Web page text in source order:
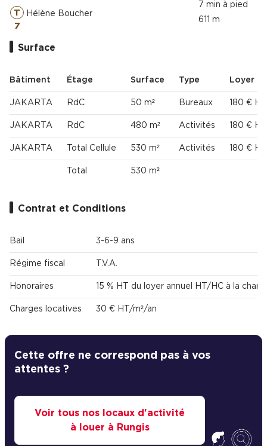
T
7
Hélène Boucher
7 min à pied
611 m
Surface
Bâtiment Étage Surface Type Loyer
JAKARTA RdC 50 m² Bureaux 180 €
JAKARTA RdC 480 m² Activités 180 €
JAKARTA Total Cellule 530 m² Activités 180 €
Total 530 m²
Contrat et Conditions
Bail 3-6-9 ans
Régime fiscal T.V.A.
Honoraires 15 % HT du loyer annuel HT/HC à la
Charges locatives 30 € HT/m²/an
Cette offre ne correspond pas à vos
attentes ?
Voir tous nos locaux d'activité
à louer à Rungis